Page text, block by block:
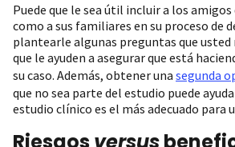
Puede que le sea útil incluir a los
como a sus familiares en su proceso de
plantearle algunas preguntas que usted
que le ayuden a asegurar que está
su caso. Además, obtener una segunda
que no sea parte del estudio puede
estudio clínico es el más adecuado para